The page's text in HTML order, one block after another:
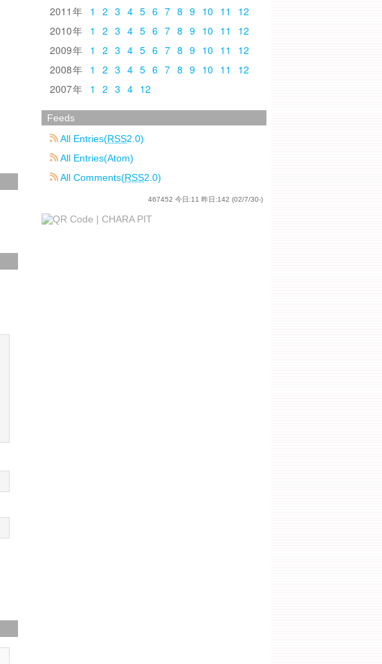
2011
1 2 3 4 5 6 7 8 9 10 11
12
2010
1 2 3 4 5 6 7 8 9 10 11
12
2009
1 2 3 4 5 6 7 8 9 10 11
12
2008
1 2 3 4 5 6 7 8 9 10 11
12
2007
1 2 3 4 12
Feeds
All Entries(RSS2.0)
All Entries(Atom)
All Comments(RSS2.0)
467452 今日:11 昨日:142 (02/7/30-)